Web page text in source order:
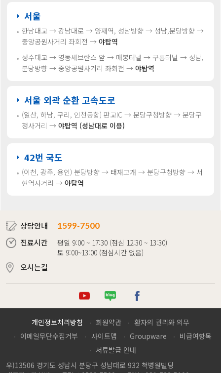
서울
한남대교 → 강남대로 → 양재역, 성남방향 → 성남,분당방향 →
중앙공원사거리 좌회전 →야탑역
성수대교 → 영동세브란스 앞 → 매봉터널 → 구룡터널 → 성남,
분당방향 →중앙공원사거리 좌회전 →야탑역
서울 외곽 순환 고속도로
(일산, 하남, 구리, 인천공항)판교IC → 분당구청방향 → 분당구
청사거리 →야탑역 (성남대로 이용)
42번 국도
(이천, 광주, 용인)분당방향 → 태재고개 → 분당구청방향 → 서
현역사거리 →야탑역
상담안내
1599-7500
진료시간
평일 9:00 ~ 17:30 (점심 12:30 ~ 13:30)
토 9:00~13:00 (점심시간 없음)
오시는길
튜브 로그 이스북
개인정보처리방침 회원약관
환자의 권리와 의무
이메일무단수집거부
사이트맵 Groupware
비급여항목
서류발급 안내
우)13506 경기도 성남시 분당구 성남대로 932 척병원빌딩